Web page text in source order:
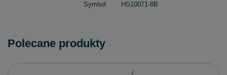
Symbol HS10071-8B
Polecane produkty